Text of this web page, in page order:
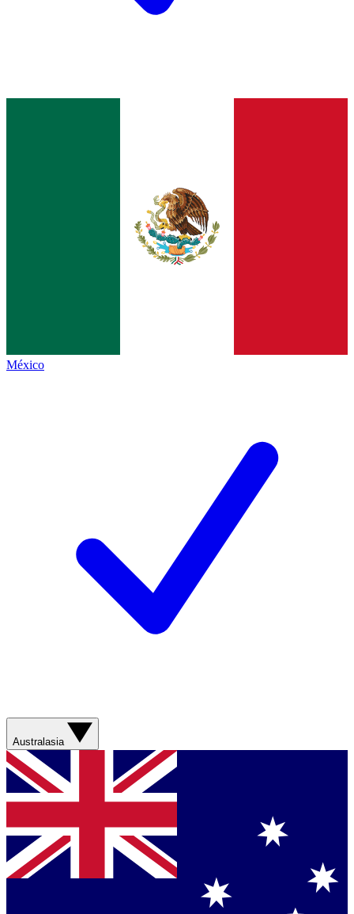
México
Australasia